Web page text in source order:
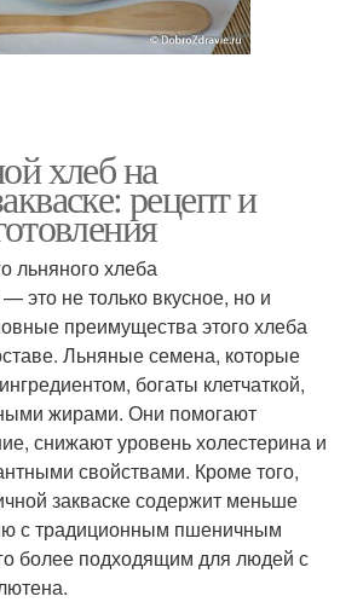
хлеб на
рецепт и
льняного хлеба
это не только вкусное, но и
преимущества этого хлеба
Льняные семена, которые
богаты клетчаткой,
жирами. Они помогают
снижают уровень холестерина и
свойствами. Кроме того,
закваске содержит меньше
с традиционным пшеничным
более подходящим для людей с